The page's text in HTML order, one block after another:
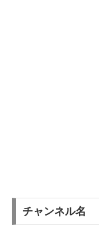
チャンネル名